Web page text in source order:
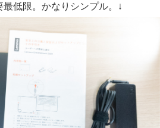
低限。かなりシンプル。↓